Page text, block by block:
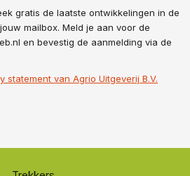
gratis de laatste ontwikkelingen in de
mailbox. Meld je aan voor de
en bevestig de aanmelding via de
statement van Agrio Uitgeverij B.V.